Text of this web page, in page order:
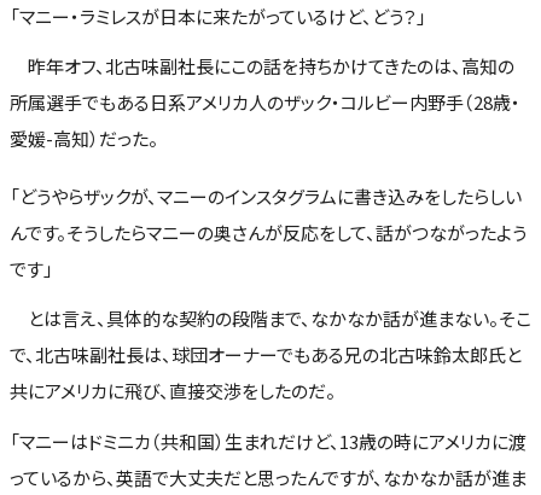
「マニー・ラミレスが日本に来たがっているけど、どう？」
昨年オフ、北古味副社長にこの話を持ちかけてきたのは、高知の
所属選手でもある日系アメリカ人のザック・コルビー内野手（28歳・
愛媛-高知）だった。
「どうやらザックが、マニーのインスタグラムに書き込みをしたらしい
んです。そうしたらマニーの奥さんが反応をして、話がつながったよう
です」
とは言え、具体的な契約の段階まで、なかなか話が進まない。そこ
で、北古味副社長は、球団オーナーでもある兄の北古味鈴太郎氏と
共にアメリカに飛び、直接交渉をしたのだ。
「マニーはドミニカ（共和国）生まれだけど、13歳の時にアメリカに渡
っているから、英語で大丈夫だと思ったんですが、なかなか話が進ま